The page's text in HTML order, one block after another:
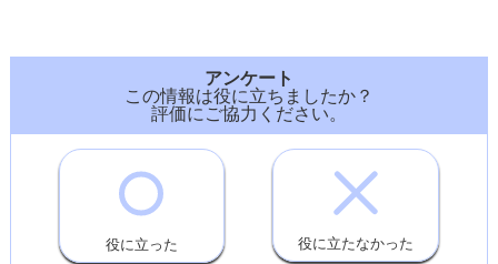
アンケート
この情報は役に立ちましたか？
評価にご協力ください。
役に立った 役に立たなかった